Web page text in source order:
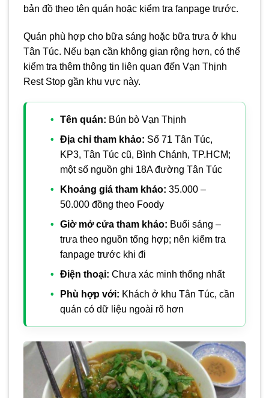
bản đồ theo tên quán hoặc kiểm tra fanpage trước.
Quán phù hợp cho bữa sáng hoặc bữa trưa ở khu
Tân Túc. Nếu bạn cần không gian rộng hơn, có thể
kiểm tra thêm thông tin liên quan đến Vạn Thịnh
Rest Stop gần khu vực này.
Tên quán: Bún bò Vạn Thịnh
Địa chỉ tham khảo: Số 71 Tân Túc,
KP3, Tân Túc cũ, Bình Chánh, TP.HCM;
một số nguồn ghi 18A đường Tân Túc
Khoảng giá tham khảo: 35.000 –
50.000 đồng theo Foody
Giờ mở cửa tham khảo: Buổi sáng –
trưa theo nguồn tổng hợp; nên kiểm tra
fanpage trước khi đi
Điện thoại: Chưa xác minh thống nhất
Phù hợp với: Khách ở khu Tân Túc, cần
quán có dữ liệu ngoài rõ hơn